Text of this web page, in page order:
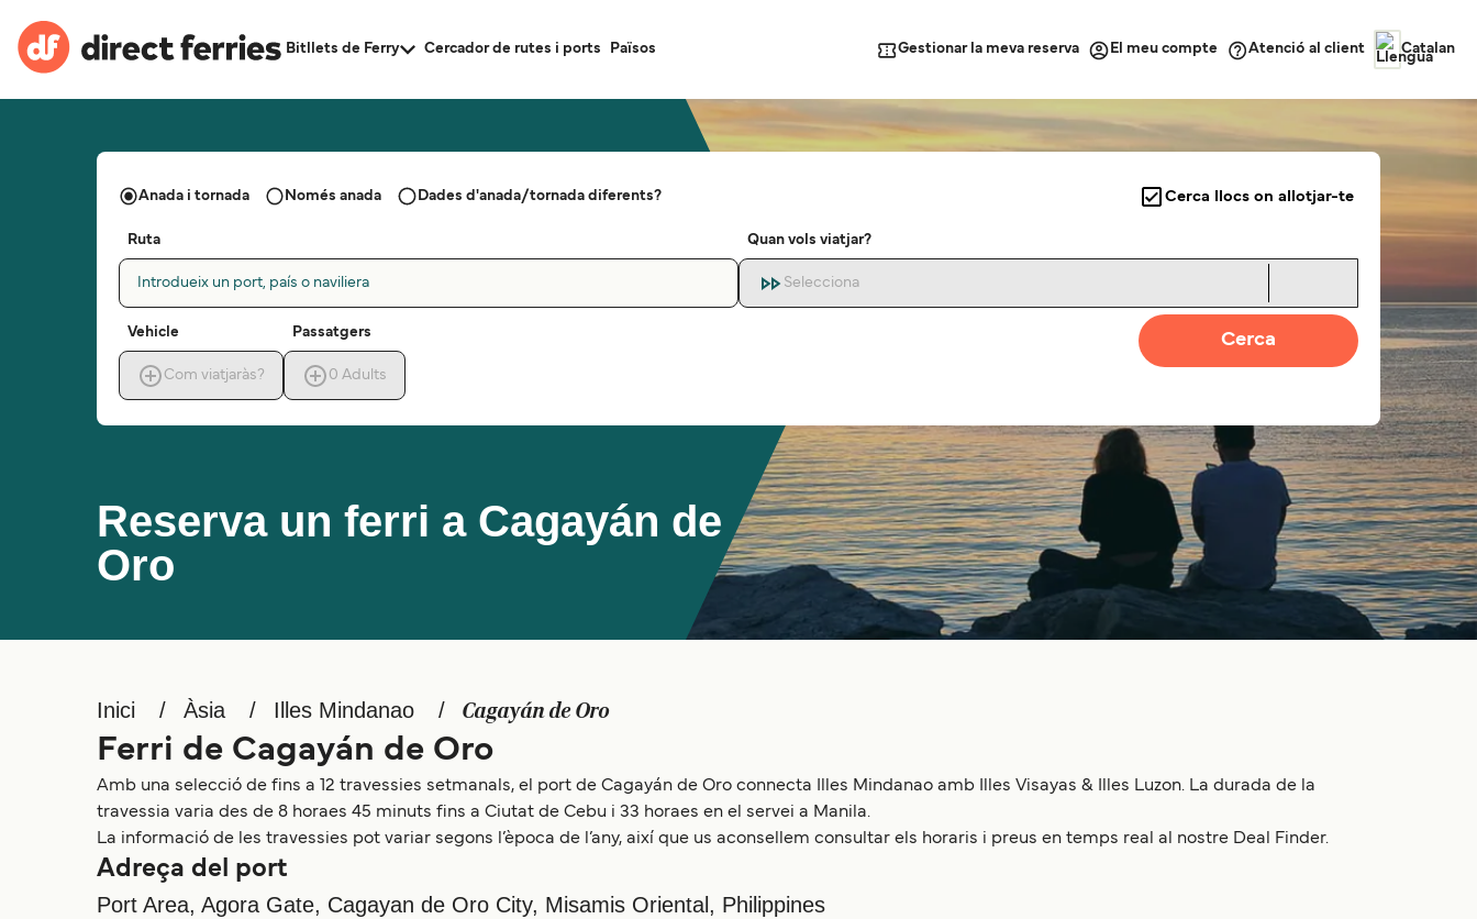
Bitllets de Ferry Cercador de rutes i ports Països Gestionar la meva reserva El meu compte Atenció al client Catalan
Reserva un ferri a Cagayán de
Oro
Anada i tornada Només anada Dades d'anada/tornada diferents? Cerca llocs on allotjar-te
Ruta
Introdueix un port, país o naviliera
Quan vols viatjar?
Selecciona
Vehicle
Com viatjaràs?
Passatgers
0 Adults
Cerca
Inici Àsia Illes Mindanao Cagayán de Oro
Ferri de Cagayán de Oro
Amb una selecció de fins a 12 travessies setmanals, el port de Cagayán de Oro connecta Illes Mindanao amb Illes Visayas & Illes Luzon. La durada de la
travessia varia des de 8 horaes 45 minuts fins a Ciutat de Cebu i 33 horaes en el servei a Manila.
La informació de les travessies pot variar segons l’època de l’any, així que us aconsellem consultar els horaris i preus en temps real al nostre Deal Finder.
Adreça del port
Port Area, Agora Gate, Cagayan de Oro City, Misamis Oriental, Philippines